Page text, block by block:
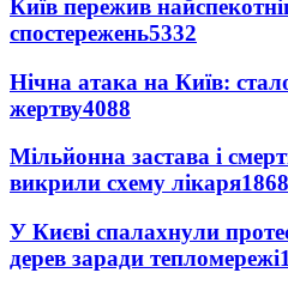
Київ пережив
спостережень5332
Нічна атака на Київ:
жертву4088
Мільйонна застава і
викрили схему лікаря1868
У Києві спалахнули
дерев заради тепломережі